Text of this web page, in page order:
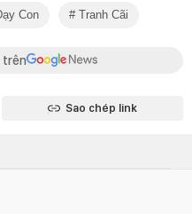
Con Tranh Cãi
trên
Sao chép link